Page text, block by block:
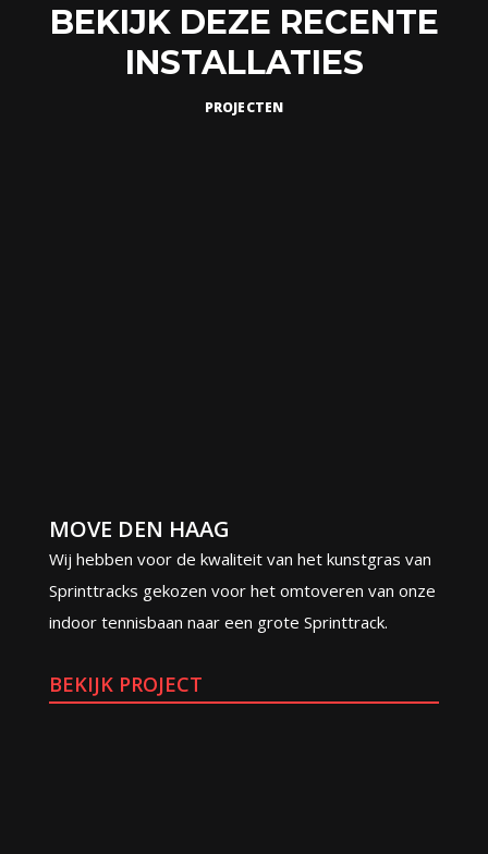
BEKIJK DEZE RECENTE
INSTALLATIES
PROJECTEN
MOVE DEN HAAG
Wij hebben voor de kwaliteit van het kunstgras van
Sprinttracks gekozen voor het omtoveren van onze
indoor tennisbaan naar een grote Sprinttrack.
BEKIJK PROJECT